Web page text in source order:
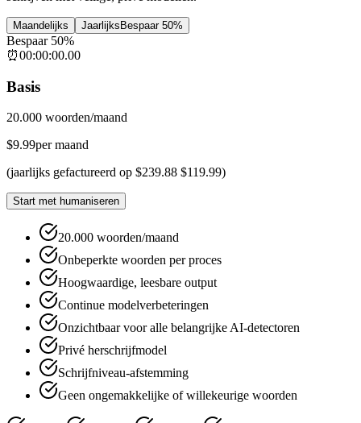
Maandelijks Jaarlijks Bespaar 50%
Bespaar 50%
⏰00:00:00.00
Basis
20.000 woorden/maand
$9.99per maand
(jaarlijks gefactureerd op $239.88 $119.99)
Start met humaniseren
20.000 woorden/maand
Onbeperkte woorden per proces
Hoogwaardige, leesbare output
Continue modelverbeteringen
Onzichtbaar voor alle belangrijke AI-detectoren
Privé herschrijfmodel
Schrijfniveau-afstemming
Geen ongemakkelijke of willekeurige woorden